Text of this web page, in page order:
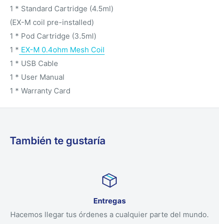
1 * Standard Cartridge (4.5ml)
(EX-M coil pre-installed)
1 * Pod Cartridge (3.5ml)
1 * EX-M 0.4ohm Mesh Coil
1 * USB Cable
1 * User Manual
1 * Warranty Card
También te gustaría
Entregas
Hacemos llegar tus órdenes a cualquier parte del mundo.